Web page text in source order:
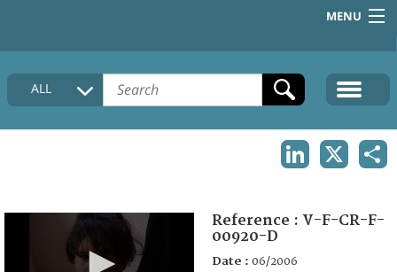
MENU
HOME
COLLECTIONS DESCRIPTION
ALL
Reference : V-F-CR-F-
00920-D
Date : 06/2006